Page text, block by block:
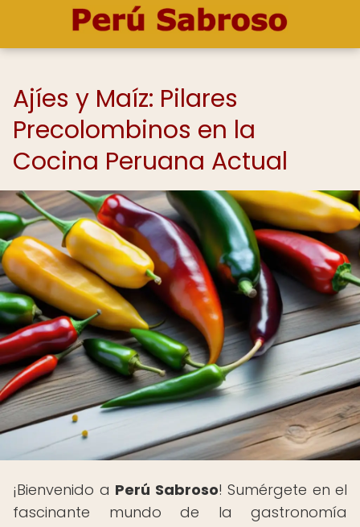
Ajíes y Maíz: Pilares
Precolombinos en la
Cocina Peruana Actual
¡Bienvenido a Perú Sabroso! Sumérgete en el
fascinante mundo de la gastronomía